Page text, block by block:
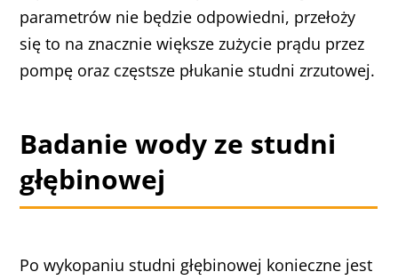
parametrów nie będzie odpowiedni, przełoży
się to na znacznie większe zużycie prądu przez
pompę oraz częstsze płukanie studni zrzutowej.
Badanie wody ze studni
głębinowej
Po wykopaniu studni głębinowej konieczne jest